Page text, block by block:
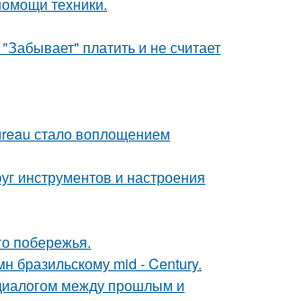
платить и не считает
стало воплощением
инструментов и настроения
побережья.
бразильскому mid - Century.
между прошлым и